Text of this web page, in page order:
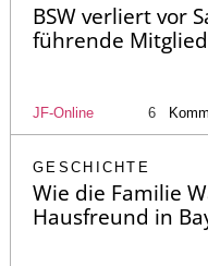
BSW verliert vor
führende
JF-Online 6
GESCHICHTE
Wie die Familie
Hausfreund in